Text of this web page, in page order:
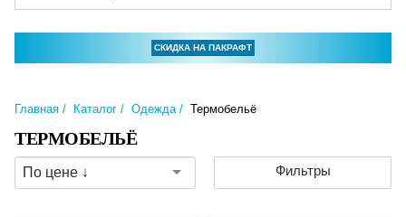
СКИДКА НА ПАКРАФТ
Главная Каталог Одежда Термобельё
ТЕРМОБЕЛЬЁ
По цене ↓ Фильтры